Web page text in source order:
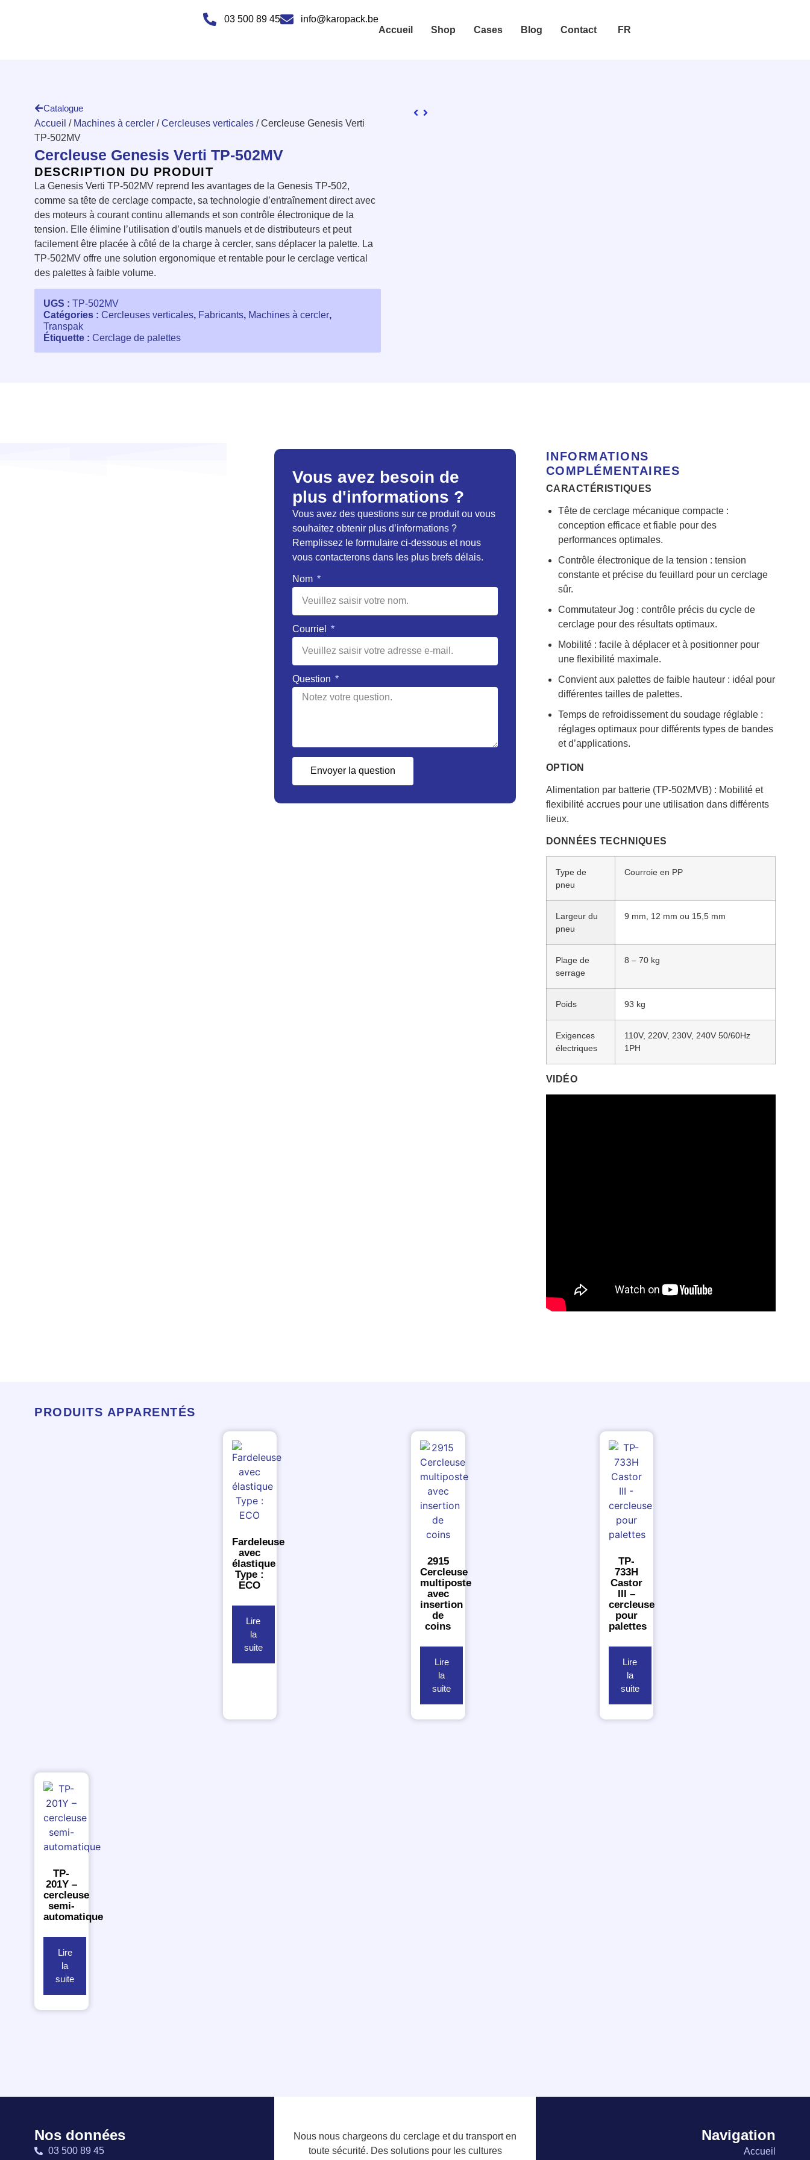
03 500 89 45
info@karopack.be
Accueil
Shop Cases Blog Contact FR
Catalogue
Accueil / Machines à cercler /Cercleuses verticales / Cercleuse Genesis Verti
TP-502MV
Cercleuse Genesis Verti TP-502MV
DESCRIPTION DU PRODUIT
La Genesis Verti TP-502MV reprend les avantages de la Genesis TP-502,
comme sa tête de cerclage compacte, sa technologie d’entraînement direct avec
des moteurs à courant continu allemands et son contrôle électronique de la
tension. Elle élimine l’utilisation d’outils manuels et de distributeurs et peut
facilement être placée à côté de la charge à cercler, sans déplacer la palette. La
TP-502MV offre une solution ergonomique et rentable pour le cerclage vertical
des palettes à faible volume.
UGS : TP-502MV
Catégories : Cercleuses verticales, Fabricants, Machines à cercler,
Transpak
Étiquette : Cerclage de palettes
Vous avez besoin de
plus d'informations ?
Vous avez des questions sur ce produit ou vous
souhaitez obtenir plus d’informations ?
Remplissez le formulaire ci-dessous et nous
vous contacterons dans les plus brefs délais.
Nom
Courriel
Question
Envoyer la question
INFORMATIONS
COMPLÉMENTAIRES
CARACTÉRISTIQUES
Tête de cerclage mécanique compacte :
conception efficace et fiable pour des
performances optimales.
Contrôle électronique de la tension : tension
constante et précise du feuillard pour un cerclage
sûr.
Commutateur Jog : contrôle précis du cycle de
cerclage pour des résultats optimaux.
Mobilité : facile à déplacer et à positionner pour
une flexibilité maximale.
Convient aux palettes de faible hauteur : idéal pour
différentes tailles de palettes.
Temps de refroidissement du soudage réglable :
réglages optimaux pour différents types de bandes
et d’applications.
OPTION
Alimentation par batterie (TP-502MVB) : Mobilité et
flexibilité accrues pour une utilisation dans différents
lieux.
DONNÉES TECHNIQUES
Type de
pneu
Courroie en PP
Largeur du
pneu
9 mm, 12 mm ou 15,5 mm
Plage de
serrage
8 – 70 kg
Poids 93 kg
Exigences
électriques
110V, 220V, 230V, 240V 50/60Hz
1PH
VIDÉO
PRODUITS APPARENTÉS
Fardeleuse
avec
élastique
Type :
ECO
Lire
la
suite
2915
Cercleuse
multiposte
avec
insertion
de
coins
Lire
la
suite
TP-
733H
Castor
III –
cercleuse
pour
palettes
Lire
la
suite
TP-
201Y –
cercleuse
semi-
automatique
Lire
la
suite
Nos données
03 500 89 45
Nous nous chargeons du cerclage et du transport en
toute sécurité. Des solutions pour les cultures
Navigation
Accueil